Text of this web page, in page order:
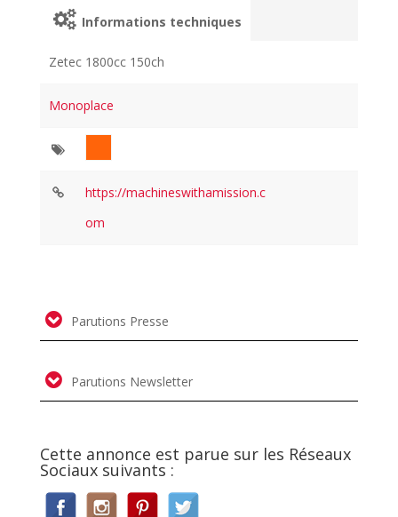
Informations techniques
Zetec 1800cc 150ch
Monoplace
https://machineswithamission.c
om
Parutions Presse
Parutions Newsletter
Cette annonce est parue sur les Réseaux
Sociaux suivants :